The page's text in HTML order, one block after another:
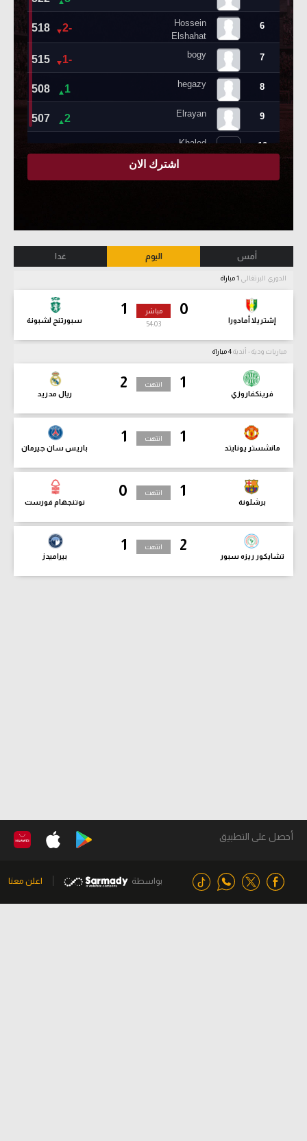
أمس اليوم غدا
الدوري البرتغالي
0
إشتريلا أمادورا
1
سبورتنج لشبونة
مباشر
54:04
مباريات ودية - أندية
1
فرينكفاروزي
2
ريال مدريد
انتهت
1
مانشستر يونايتد
1
باريس سان جيرمان
انتهت
1
برشلونة
0
نوتنجهام فورست
انتهت
2
تشايكور ريزه سبور
1
بيراميدز
انتهت
أحصل على التطبيق
بواسطة اعلن معنا